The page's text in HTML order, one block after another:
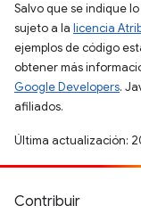
Salvo que se indique
sujeto a la licencia
ejemplos de código
obtener más
Google Developers.
afiliados.
Última actualización:
Contribuir